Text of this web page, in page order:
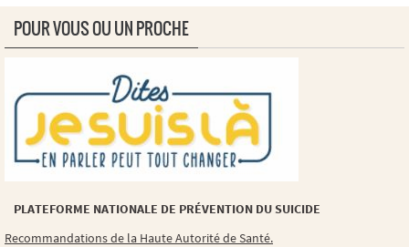
POUR VOUS OU UN PROCHE
PLATEFORME NATIONALE DE PRÉVENTION DU SUICIDE
Recommandations de la Haute Autorité de Santé.